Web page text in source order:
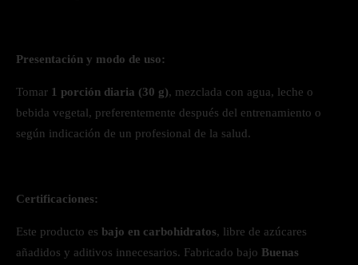
Presentación y modo de uso:
Tomar 1 porción diaria (30 g), mezclada con agua, leche o
bebida vegetal, preferentemente después del entrenamiento o
según indicación de un profesional de la salud.
Certificaciones:
Este producto es bajo en carbohidratos, libre de azúcares
añadidos y aditivos innecesarios. Fabricado bajo Buenas